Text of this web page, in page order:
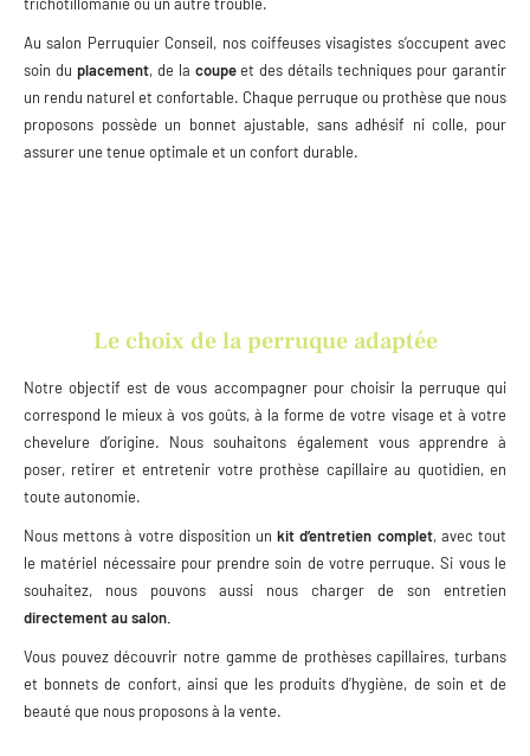
Au salon Perruquier Conseil, nos coiffeuses visagistes s’occupent avec
soin du placement, de la coupeet des détails techniques pour garantir
un rendu naturel et confortable. Chaque perruque ou prothèse que nous
proposons possède un bonnet ajustable, sans adhésif ni colle, pour
assurer une tenue optimale et un confort durable.
Le choix de la perruque adaptée
Notre objectif est de vous accompagner pour choisir la perruque qui
correspond le mieux à vos goûts, à la forme de votre visage et à votre
chevelure d’origine. Nous souhaitons également vous apprendre à
poser, retirer et entretenir votre prothèse capillaire au quotidien, en
toute autonomie.
Nous mettons à votre disposition unkit d’entretien complet, avec tout
le matériel nécessaire pour prendre soin de votre perruque. Si vous le
souhaitez, nous pouvons aussi nous charger de son entretien
directement au salon.
Vous pouvez découvrir notre gamme de prothèses capillaires, turbans
et bonnets de confort, ainsi que les produits d’hygiène, de soin et de
beauté que nous proposons à la vente.